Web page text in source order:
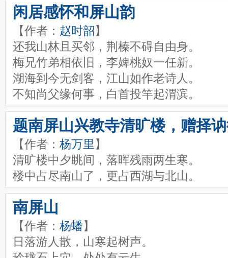
闲居感怀和屏山韵
【作者： 赵时韶 】
还我山林且买邻，荆榛不碍自由身。
梅兄竹弟相依旧，李婢桃奴一任新。
湖海到今无剑客，江山如作老诗人。
不知尚父缘何事，白首投竿起渭滨。
题南屏山兴教寺清旷楼，赠择
【作者： 杨万里 】
清旷楼中夕眺间，落晖残雨两生寒。
楼中占尽南山了，更占西湖与北山。
南屏山
【作者： 杨蟠】
日落游人散，山寒起树声。